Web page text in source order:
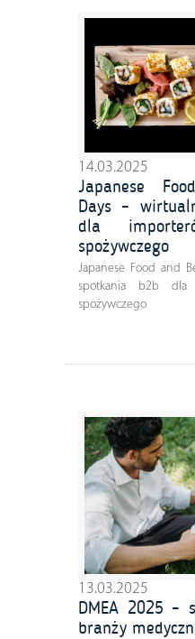
14.03.2025
Japanese
Days –
dla
spożywczego
Japanese Food and
spotkania b2b dla
spożywczego
13.03.2025
DMEA 2025 –
branży